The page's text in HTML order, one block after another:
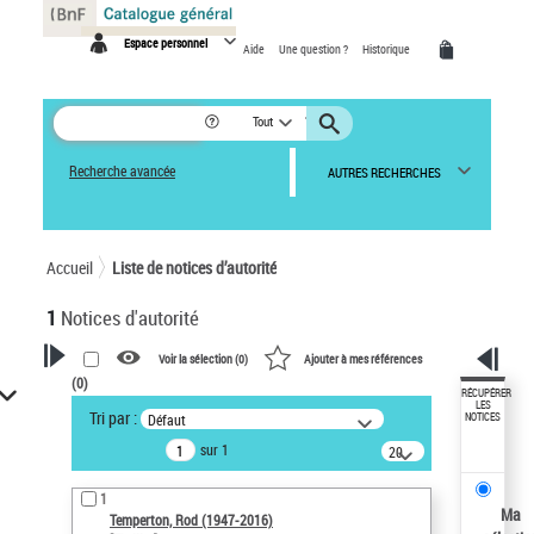
Espace personnel Aide Une question ? Historique
Tout
Recherche avancée AUTRES RECHERCHES
Accueil Liste de notices d’autorité
1 Notices d'autorité
VOTRE RECHERCHE
Recherche avancée dans les
notices d’autorité
Œuvres liées à l'auteur :
Temperton, Rod (1947-2016)
Voir la sélection (0) Ajouter à mes références
(0)
Tri par : Défaut
sur 1
20
résultats/page
1
Temperton, Rod (1947-2016)
RÉCUPÉRER
LES
NOTICES
Ma
Panneau de gestion des cookies